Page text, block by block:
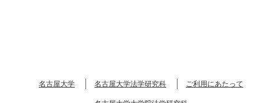
名古屋大学 名古屋大学法学研究科
ご利用にあたって